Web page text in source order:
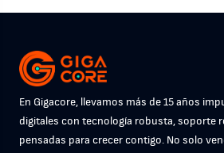
En Gigacore, llevamos más de 15 años
digitales con tecnología robusta, soporte
pensadas para crecer contigo. No solo